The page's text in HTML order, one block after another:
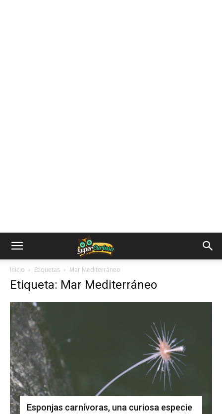
Inicio Etiquetas Mar Mediterráneo
Etiqueta: Mar Mediterráneo
Esponjas carnívoras, una curiosa especie